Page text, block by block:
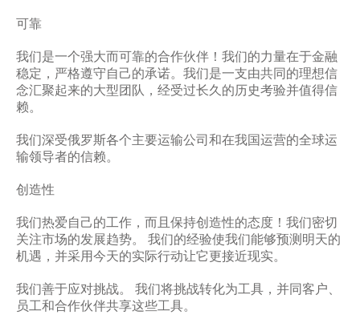
可靠
我们是一个强大而可靠的合作伙伴！我们的力量在于金融
稳定，严格遵守自己的承诺。我们是一支由共同的理想信
念汇聚起来的大型团队，经受过长久的历史考验并值得信
赖。
我们深受俄罗斯各个主要运输公司和在我国运营的全球运
输领导者的信赖。
创造性
我们热爱自己的工作，而且保持创造性的态度！我们密切
关注市场的发展趋势。 我们的经验使我们能够预测明天的
机遇，并采用今天的实际行动让它更接近现实。
我们善于应对挑战。 我们将挑战转化为工具，并同客户、
员工和合作伙伴共享这些工具。